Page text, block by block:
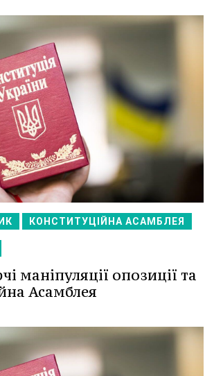
КОНСТИТУЦІЙНА АСАМБЛЕЯ
маніпуляції опозиції та
Асамблея